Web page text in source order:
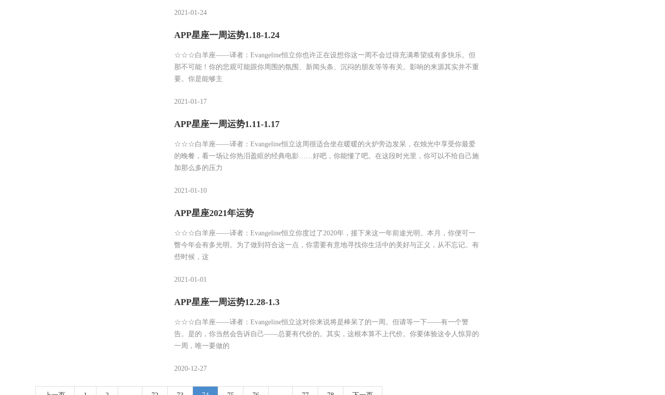
2021-01-24
APP星座一周运势1.18-1.24
☆☆☆白羊座——译者：Evangeline恒立你也许正在设想你这一周不会过得充满希望或有多快乐。但
那不可能！你的悲观可能跟你周围的氛围、新闻头条、沉闷的朋友等等有关。影响的来源其实并不重
要。你是能够主
2021-01-17
APP星座一周运势1.11-1.17
☆☆☆白羊座——译者：Evangeline恒立这周很适合坐在暖暖的火炉旁边发呆，在烛光中享受你最爱
的晚餐，看一场让你热泪盈眶的经典电影……好吧，你能懂了吧。在这段时光里，你可以不给自己施
加那么多的压力
2021-01-10
APP星座2021年运势
☆☆☆白羊座——译者：Evangeline恒立你度过了2020年，接下来这一年前途光明。本月，你便可一
瞥今年会有多光明。为了做到符合这一点，你需要有意地寻找你生活中的美好与正义，从不忘记。有
些时候，这
2021-01-01
APP星座一周运势12.28-1.3
☆☆☆白羊座——译者：Evangeline恒立这对你来说将是棒呆了的一周。但请等一下——有一个警
告。是的，你当然会告诉自己——总要有代价的。其实，这根本算不上代价。你要体验这令人惊异的
一周，唯一要做的
2020-12-27